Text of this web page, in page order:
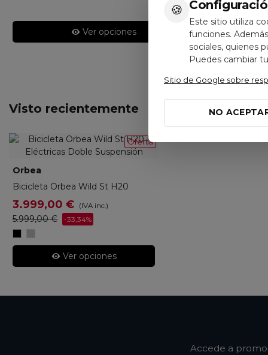
🍪
Este sitio utiliza
funciones.
sociales, quienes
Puedes cambiar
Sitio de Google sobre
NO
Ver opciones
Visto recientemente
Oferta
Orbea
Bicicleta Orbea Wild St H20
3.999,00 € (IVA inc.)
5.999,00 € -33,34%
Stone
Ver opciones
Accede a